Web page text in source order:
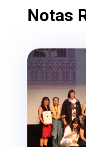
Notas